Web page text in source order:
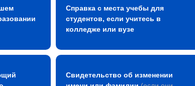
Справка с места учебы для
студентов, если учитесь в
колледже или вузе
Свидетельство об изменении